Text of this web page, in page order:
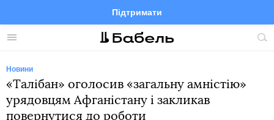
Меню
Підтримати
FacebookTelegramTwitter
Новини
«Талібан» оголосив «загальну амністію»
урядовцям Афганістану і закликав
повернутися до роботи